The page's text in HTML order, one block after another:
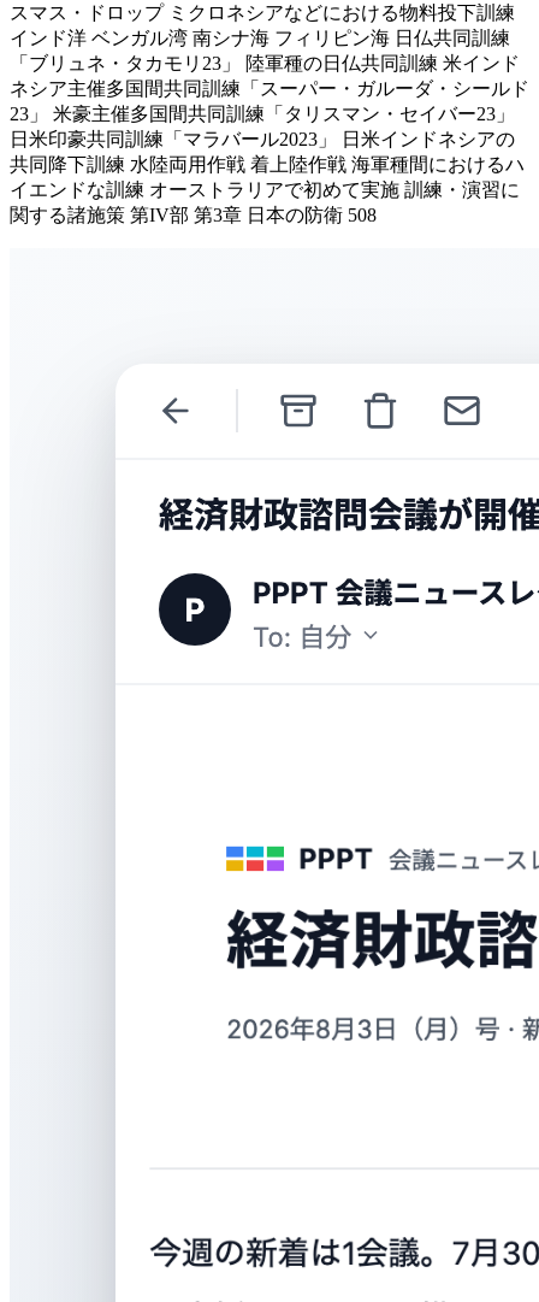
スマス・ドロップ ミクロネシアなどにおける物料投下訓練
インド洋 ベンガル湾 南シナ海 フィリピン海 日仏共同訓練
「ブリュネ・タカモリ23」 陸軍種の日仏共同訓練 米インド
ネシア主催多国間共同訓練「スーパー・ガルーダ・シールド
23」 米豪主催多国間共同訓練「タリスマン・セイバー23」
日米印豪共同訓練「マラバール2023」 日米インドネシアの
共同降下訓練 水陸両用作戦 着上陸作戦 海軍種間におけるハ
イエンドな訓練 オーストラリアで初めて実施 訓練・演習に
関する諸施策 第IV部 第3章 日本の防衛 508